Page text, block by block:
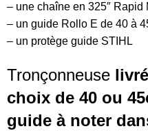
– une chaîne en 325″
– un guide Rollo E de 40 à
– un protège guide STIHL
Tronçonneuse
choix de 40 ou
guide à noter